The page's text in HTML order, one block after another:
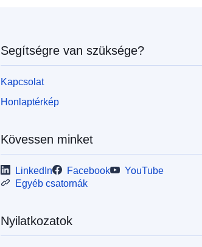
Segítségre van szüksége?
Kapcsolat
Honlaptérkép
Kövessen minket
LinkedIn Facebook
YouTube
Egyéb csatornák
Nyilatkozatok